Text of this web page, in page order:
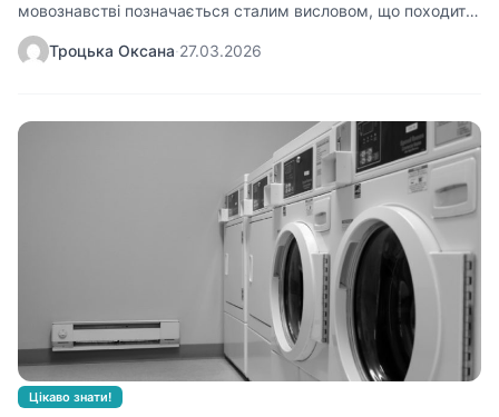
мовознавстві позначається сталим висловом, що походить
із античної філософії. Використовуючи…
Троцька Оксана·27.03.2026
Цікаво знати!